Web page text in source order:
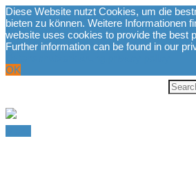
Diese Website nutzt Cookies, um die
bieten zu können. Weitere Informationen
website uses cookies to provide the best
Further information can be found in our
OK